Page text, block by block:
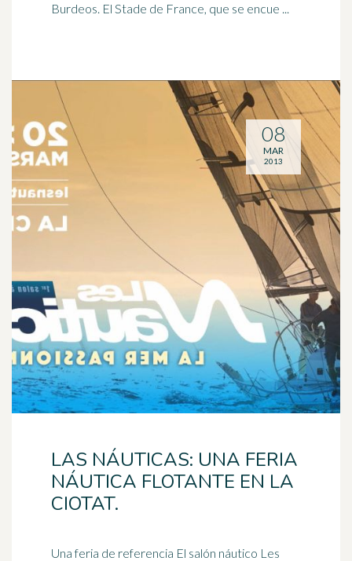
Burdeos. El Stade de France, que se encue ...
LAS NÁUTICAS: UNA FERIA
NÁUTICA FLOTANTE EN LA
CIOTAT.
Una feria de referencia El salón náutico Les
08
MAR
2013